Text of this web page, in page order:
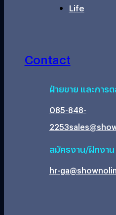
Life
Contact
ฝ่ายขาย และการ
085-848-
2253
สมัครงาน/ฝึกงา
hr-